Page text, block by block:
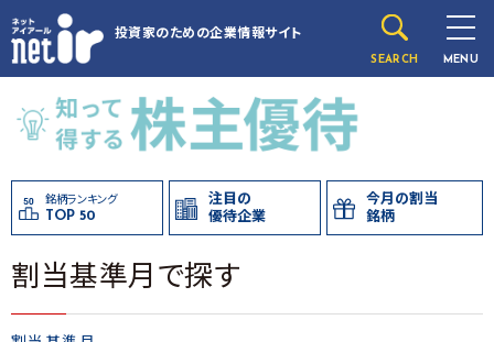
投資家のための企業情報サイト
SEARCH MENU
銘柄ランキング
TOP 50
注目の
優待企業
今月の割当
銘柄
割当基準月で探す